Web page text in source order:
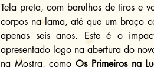
Tela preta, com barulhos de tiros e
corpos na lama, até que um braço
apenas seis anos. Este é o
apresentado logo na abertura do
na Mostra, como Os Primeiros na